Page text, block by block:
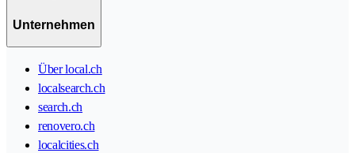
Unternehmen
Über local.ch
localsearch.ch
search.ch
renovero.ch
localcities.ch